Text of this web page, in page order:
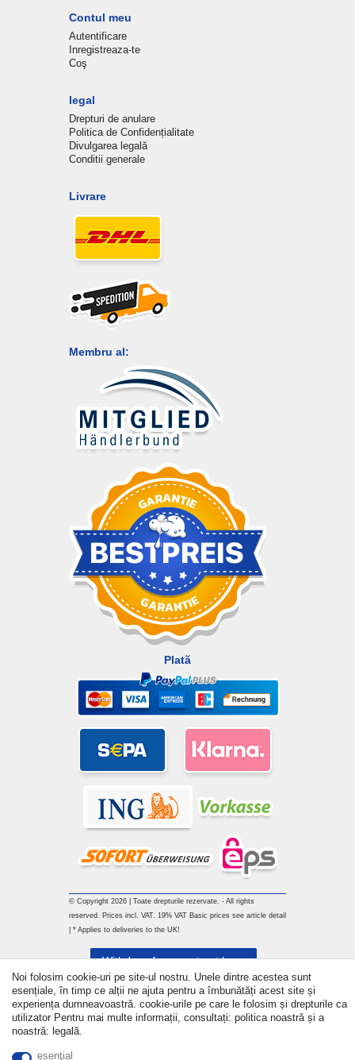
Contul meu
Autentificare
Inregistreaza-te
Coş
legal
Drepturi de anulare
Politica de Confidențialitate
Divulgarea legală
Conditii generale
Livrare
Membru al:
Plată
© Copyright 2026 | Toate drepturile rezervate. - All rights
reserved. Prices incl. VAT. 19% VAT Basic prices see article detail
| * Applies to deliveries to the UK!
Noi folosim cookie-uri pe site-ul nostru. Unele dintre acestea sunt
esențiale, în timp ce alții ne ajuta pentru a îmbunătăți acest site și
experiența dumneavoastră. cookie-urile pe care le folosim și drepturile ca
utilizator Pentru mai multe informații, consultați: politica noastră și a
noastră: legală.
esenţial
Withdraw from contract here
a lua legatura